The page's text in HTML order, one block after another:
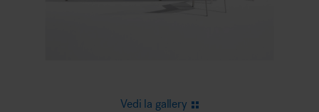
Vedi la gallery